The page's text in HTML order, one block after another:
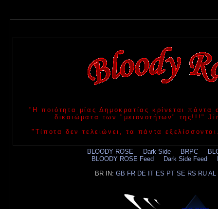
"Η ποιότητα μίας Δημοκρατίας κρίνεται
δικαιώματα των "μειονοτήτων" της!!!"
"Τίποτα δεν τελειώνει, τα πάντα
BLOODY ROSE Dark Side BRPC
BLOODY ROSE Feed..... Dark Side Feed.....
BR IN: GB FR DE IT ES PT SE RS RU AL